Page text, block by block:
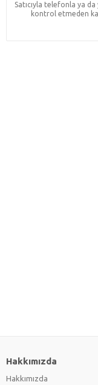
Satıcıyla telefonla ya
kontrol etmeden
Hakkımızda
Hakkımızda